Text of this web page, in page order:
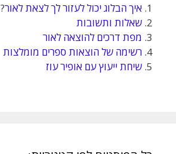
1. איך הבלוג יכול לעזור לך לצאת לאור?
2. שאלות ותשובות
3. מפת דרכים להוצאה לאור
4. רשימה של הוצאות ספרים מומלצות
5. שיחת ייעוץ עם אופיר עוז